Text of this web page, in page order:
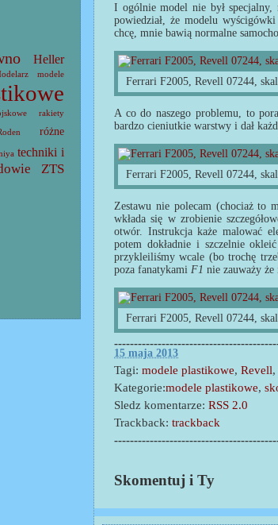
Heller
modele
rakiety
różne
techniki i
ZTS
I ogólnie model nie był specjalny,
powiedział, że modelu wyścigówki
chcę, mnie bawią normalne
Ferrari F2005, Revell 07244,
A co do naszego problemu, to
bardzo cieniutkie warstwy i dał
Ferrari F2005, Revell 07244,
Zestawu nie polecam (chociaż to
wkłada się w zrobienie
otwór. Instrukcja każe malować
potem dokładnie i szczelnie
przykleiliśmy wcale (bo trochę
poza fanatykami F1 nie zauważy
Ferrari F2005, Revell 07244,
15 maja 2013
Tagi: modele plastikowe, Revell,
Kategorie:modele plastikowe,
Sledz komentarze: RSS 2.0
Trackback: trackback
Skomentuj i Ty